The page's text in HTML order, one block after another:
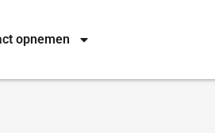
opnemen